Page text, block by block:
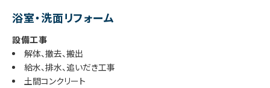
浴室・洗面リフォーム
設備工事
解体、撤去、搬出
給水、排水、追いだき工事
土間コンクリート